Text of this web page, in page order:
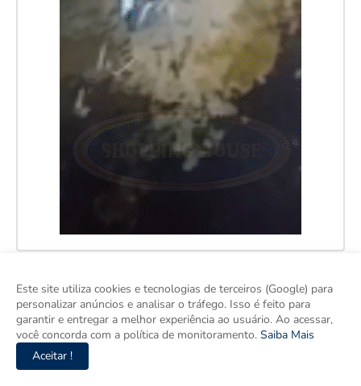
Este site utiliza cookies e tecnologias de terceiros (Google) para
personalizar anúncios e analisar o tráfego. Isso é feito para
garantir e entregar a melhor experiência ao usuário. Ao acessar,
você concorda com a política de monitoramento. Saiba Mais
Aceitar !